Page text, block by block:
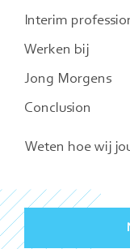
Interim
Werken bij
Jong Morgens
Conclusion
Weten hoe wij